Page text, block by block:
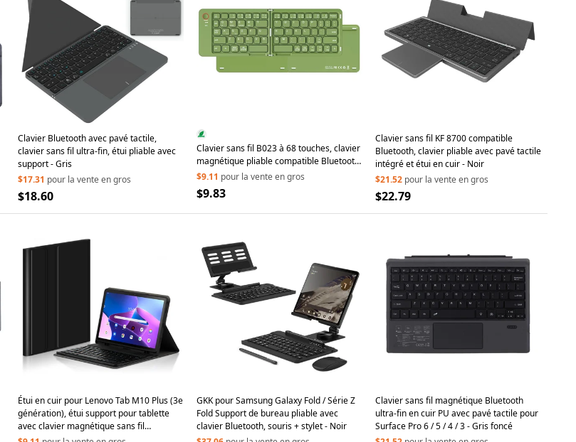
Clavier Bluetooth avec pavé tactile,
clavier sans fil ultra-fin, étui pliable avec
support - Gris
$17.31 pour la vente en gros
$18.60
Clavier sans fil B023 à 68 touches, clavier
magnétique pliable compatible Bluetooth
avec support de téléphone - Vert
$9.11 pour la vente en gros
$9.83
Clavier sans fil KF 8700 compatible
Bluetooth, clavier pliable avec pavé tactile
intégré et étui en cuir - Noir
$21.52 pour la vente en gros
$22.79
Étui en cuir pour Lenovo Tab M10 Plus (3e
génération), étui support pour tablette
avec clavier magnétique sans fil
détachable (sans pavé tactile) - Noir
GKK pour Samsung Galaxy Fold / Série Z
Fold Support de bureau pliable avec
clavier Bluetooth, souris + stylet - Noir
Clavier sans fil magnétique Bluetooth
ultra-fin en cuir PU avec pavé tactile pour
Surface Pro 6 / 5 / 4 / 3 - Gris foncé